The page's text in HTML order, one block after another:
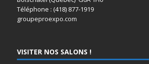
Téléphone : (418) 877-1919
groupeproexpo.com
VISITER NOS SALONS !